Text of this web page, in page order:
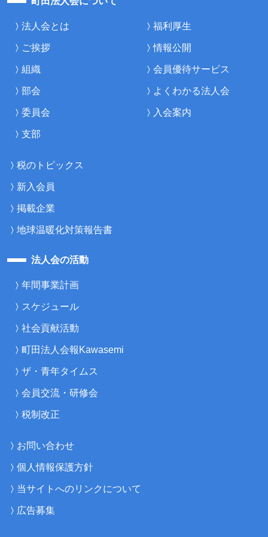
法人会とは
ご挨拶
組織
部会
委員会
支部
福利厚生
情報公開
会員優待サービス
よくわかる法人会
入会案内
税のトピックス
新入会員
掲載企業
地球温暖化対策報告書
法人会の活動
年間事業計画
スケジュール
社会貢献活動
町田法人会報Kawasemi
ザ・青年タイムス
会員交流・研修会
税制改正
お問い合わせ
個人情報保護方針
当サイトへのリンクについて
広告募集